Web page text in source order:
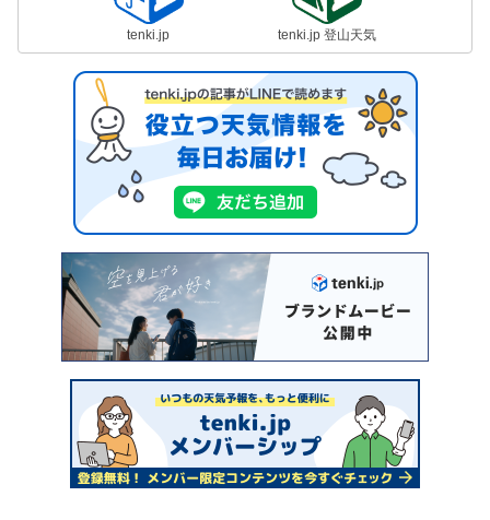
tenki.jp tenki.jp 登山天気